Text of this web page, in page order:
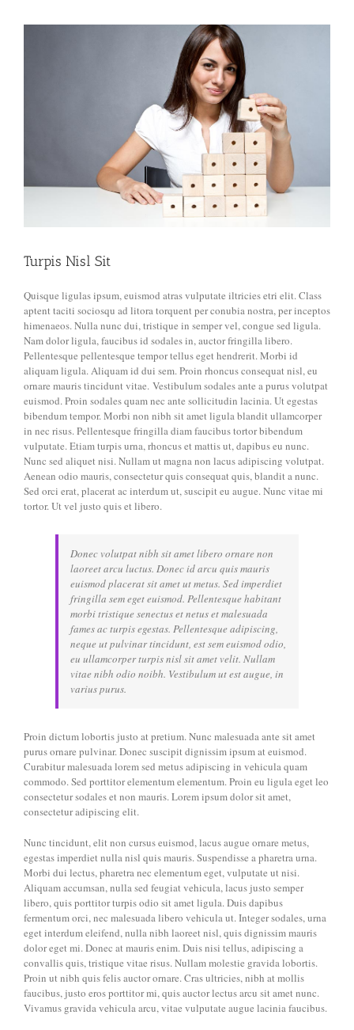
Turpis Nisl Sit
Quisque ligulas ipsum, euismod atras vulputate iltricies etri elit. Class
aptent taciti sociosqu ad litora torquent per conubia nostra, per inceptos
himenaeos. Nulla nunc dui, tristique in semper vel, congue sed ligula.
Nam dolor ligula, faucibus id sodales in, auctor fringilla libero.
Pellentesque pellentesque tempor tellus eget hendrerit. Morbi id
aliquam ligula. Aliquam id dui sem. Proin rhoncus consequat nisl, eu
ornare mauris tincidunt vitae. Vestibulum sodales ante a purus volutpat
euismod. Proin sodales quam nec ante sollicitudin lacinia. Ut egestas
bibendum tempor. Morbi non nibh sit amet ligula blandit ullamcorper
in nec risus. Pellentesque fringilla diam faucibus tortor bibendum
vulputate. Etiam turpis urna, rhoncus et mattis ut, dapibus eu nunc.
Nunc sed aliquet nisi. Nullam ut magna non lacus adipiscing volutpat.
Aenean odio mauris, consectetur quis consequat quis, blandit a nunc.
Sed orci erat, placerat ac interdum ut, suscipit eu augue. Nunc vitae mi
tortor. Ut vel justo quis et libero.
Donec volutpat nibh sit amet libero ornare non
laoreet arcu luctus. Donec id arcu quis mauris
euismod placerat sit amet ut metus. Sed imperdiet
fringilla sem eget euismod. Pellentesque habitant
morbi tristique senectus et netus et malesuada
fames ac turpis egestas. Pellentesque adipiscing,
neque ut pulvinar tincidunt, est sem euismod odio,
eu ullamcorper turpis nisl sit amet velit. Nullam
vitae nibh odio noibh. Vestibulum ut est augue, in
varius purus.
Proin dictum lobortis justo at pretium. Nunc malesuada ante sit amet
purus ornare pulvinar. Donec suscipit dignissim ipsum at euismod.
Curabitur malesuada lorem sed metus adipiscing in vehicula quam
commodo. Sed porttitor elementum elementum. Proin eu ligula eget leo
consectetur sodales et non mauris. Lorem ipsum dolor sit amet,
consectetur adipiscing elit.
Nunc tincidunt, elit non cursus euismod, lacus augue ornare metus,
egestas imperdiet nulla nisl quis mauris. Suspendisse a pharetra urna.
Morbi dui lectus, pharetra nec elementum eget, vulputate ut nisi.
Aliquam accumsan, nulla sed feugiat vehicula, lacus justo semper
libero, quis porttitor turpis odio sit amet ligula. Duis dapibus
fermentum orci, nec malesuada libero vehicula ut. Integer sodales, urna
eget interdum eleifend, nulla nibh laoreet nisl, quis dignissim mauris
dolor eget mi. Donec at mauris enim. Duis nisi tellus, adipiscing a
convallis quis, tristique vitae risus. Nullam molestie gravida lobortis.
Proin ut nibh quis felis auctor ornare. Cras ultricies, nibh at mollis
faucibus, justo eros porttitor mi, quis auctor lectus arcu sit amet nunc.
Vivamus gravida vehicula arcu, vitae vulputate augue lacinia faucibus.